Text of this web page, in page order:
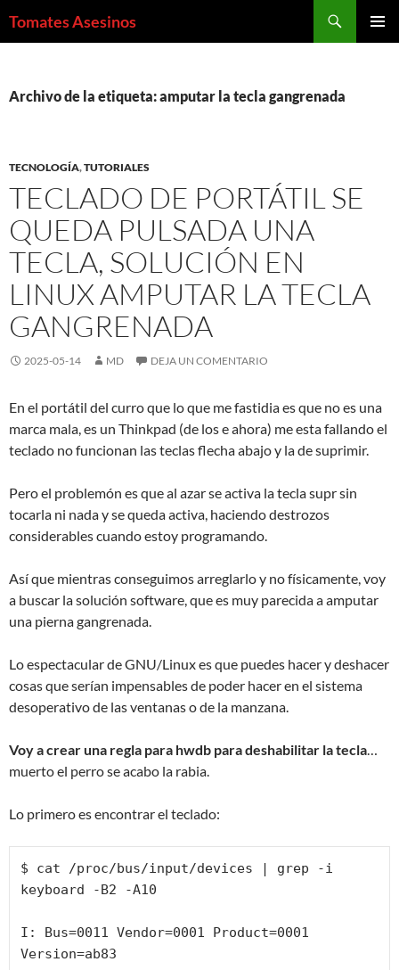
Tomates Asesinos
Archivo de la etiqueta: amputar la tecla gangrenada
TECNOLOGÍA,TUTORIALES
TECLADO DE PORTÁTIL SE
QUEDA PULSADA UNA
TECLA, SOLUCIÓN EN
LINUX AMPUTAR LA TECLA
GANGRENADA
2025-05-14 MD DEJA UN COMENTARIO
En el portátil del curro que lo que me fastidia es que no es una
marca mala, es un Thinkpad (de los e ahora) me esta fallando el
teclado no funcionan las teclas flecha abajo y la de suprimir.
Pero el problemón es que al azar se activa la tecla supr sin
tocarla ni nada y se queda activa, haciendo destrozos
considerables cuando estoy programando.
Así que mientras conseguimos arreglarlo y no físicamente, voy
a buscar la solución software, que es muy parecida a amputar
una pierna gangrenada.
Lo espectacular de GNU/Linux es que puedes hacer y deshacer
cosas que serían impensables de poder hacer en el sistema
desoperativo de las ventanas o de la manzana.
Voy a crear una regla para hwdb para deshabilitar la tecla…
muerto el perro se acabo la rabia.
Lo primero es encontrar el teclado:
$ cat /proc/bus/input/devices | grep -i
keyboard -B2 -A10
I: Bus=0011 Vendor=0001 Product=0001
Version=ab83